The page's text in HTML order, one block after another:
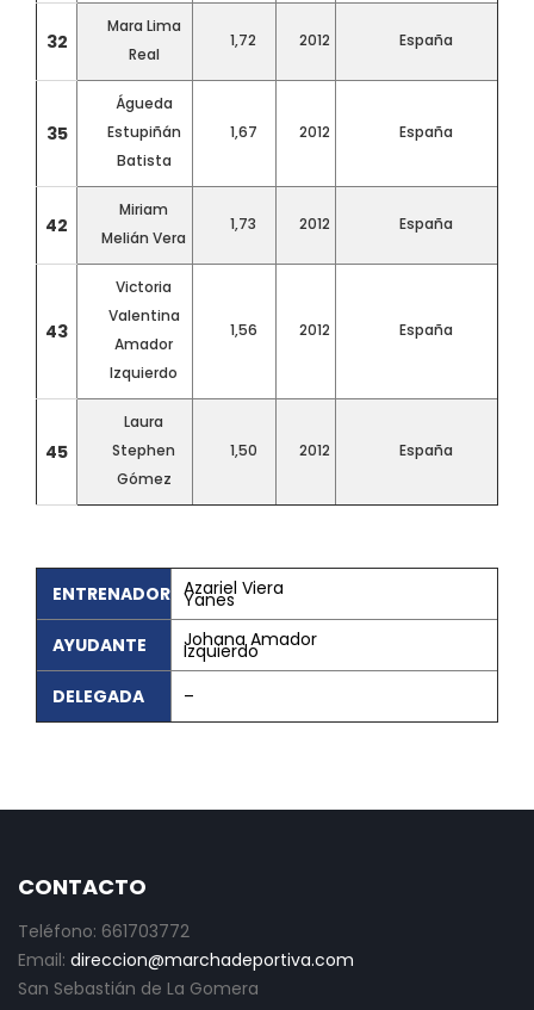
32
Mara Lima
Real
1,72 2012 España
35
Águeda
Estupiñán
Batista
1,67 2012 España
42
Miriam
Melián Vera
1,73 2012 España
43
Victoria
Valentina
Amador
Izquierdo
1,56 2012 España
45
Laura
Stephen
Gómez
1,50 2012 España
ENTRENADOR Azariel Viera
Yanes
AYUDANTE
Johana Amador
Izquierdo
DELEGADA
–
CONTACTO
Teléfono: 661703772
Email: direccion@marchadeportiva.com
San Sebastián de La Gomera